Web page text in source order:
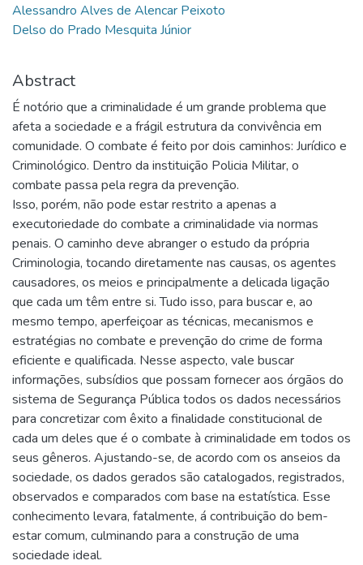
Alessandro Alves de Alencar Peixoto
Delso do Prado Mesquita Júnior
Abstract
É notório que a criminalidade é um grande problema que
afeta a sociedade e a frágil estrutura da convivência em
comunidade. O combate é feito por dois caminhos: Jurídico e
Criminológico. Dentro da instituição Policia Militar, o
combate passa pela regra da prevenção.
Isso, porém, não pode estar restrito a apenas a
executoriedade do combate a criminalidade via normas
penais. O caminho deve abranger o estudo da própria
Criminologia, tocando diretamente nas causas, os agentes
causadores, os meios e principalmente a delicada ligação
que cada um têm entre si. Tudo isso, para buscar e, ao
mesmo tempo, aperfeiçoar as técnicas, mecanismos e
estratégias no combate e prevenção do crime de forma
eficiente e qualificada. Nesse aspecto, vale buscar
informações, subsídios que possam fornecer aos órgãos do
sistema de Segurança Pública todos os dados necessários
para concretizar com êxito a finalidade constitucional de
cada um deles que é o combate à criminalidade em todos os
seus gêneros. Ajustando-se, de acordo com os anseios da
sociedade, os dados gerados são catalogados, registrados,
observados e comparados com base na estatística. Esse
conhecimento levara, fatalmente, á contribuição do bem-
estar comum, culminando para a construção de uma
sociedade ideal.